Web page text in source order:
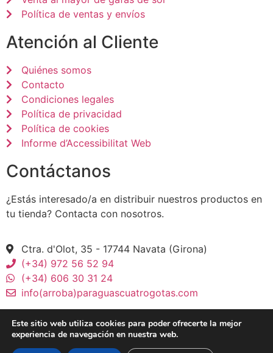
Política de ventas y envíos
Atención al Cliente
Quiénes somos
Contacto
Condiciones legales
Política de privacidad
Política de cookies
Informe d’Accessibilitat Web
Contáctanos
¿Estás interesado/a en distribuir nuestros productos en
tu tienda? Contacta con nosotros.
Ctra. d'Olot, 35 - 17744 Navata (Girona)
(+34) 972 56 52 94
(+34) 606 30 31 24
info(arroba)paraguascuatrogotas.com
Este sitio web utiliza cookies para poder ofrecerte la mejor
experiencia de navegación en nuestra web.